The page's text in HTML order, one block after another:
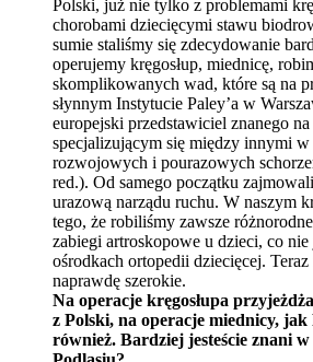
Polski, już nie tylko z problemami krę
chorobami dziecięcymi stawu
sumie staliśmy się zdecydowanie
operujemy kręgosłup, miednicę,
skomplikowanych wad, które są na
słynnym Instytucie Paley’a w
europejski przedstawiciel znanego
specjalizującym się między innymi
rozwojowych i pourazowych
red.). Od samego początku
urazową narządu ruchu. W naszym
tego, że robiliśmy zawsze
zabiegi artroskopowe u dzieci, co
ośrodkach ortopedii dziecięcej.
naprawdę szerokie.
Na operacje kręgosłupa
z Polski, na operacje miednicy, jak
również. Bardziej jesteście znani w